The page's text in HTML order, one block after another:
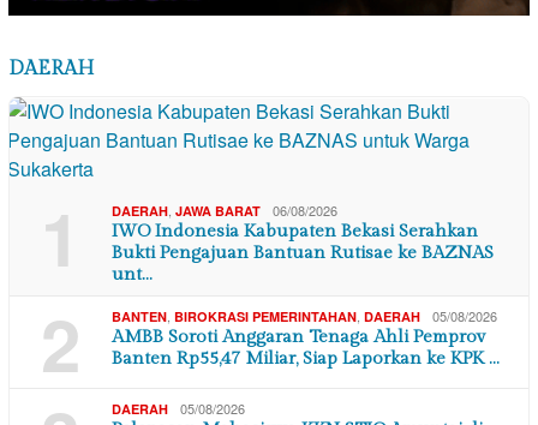
DAERAH
1 DAERAH, JAWA BARAT 06/08/2026
IWO Indonesia Kabupaten Bekasi Serahkan
Bukti Pengajuan Bantuan Rutisae ke BAZNAS
unt…
2 BANTEN, BIROKRASI PEMERINTAHAN, DAERAH 05/08/2026
AMBB Soroti Anggaran Tenaga Ahli Pemprov
Banten Rp55,47 Miliar, Siap Laporkan ke KPK …
DAERAH 05/08/2026